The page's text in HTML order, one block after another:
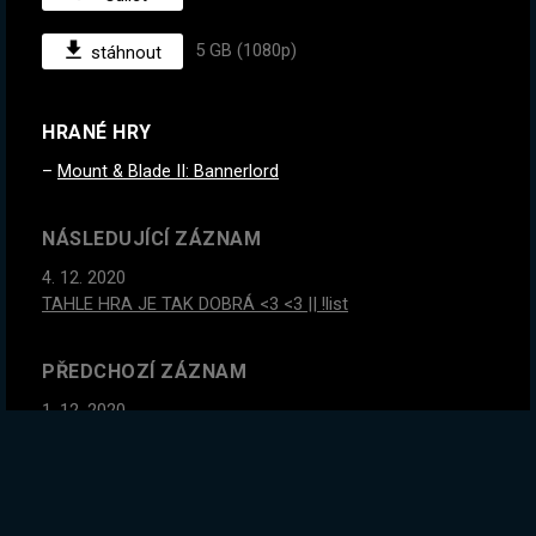
stáhnout 5 GB (1080p)
HRANÉ HRY
Mount & Blade II: Bannerlord
NÁSLEDUJÍCÍ ZÁZNAM
4. 12. 2020
TAHLE HRA JE TAK DOBRÁ <3 <3 || !list
PŘEDCHOZÍ ZÁZNAM
1. 12. 2020